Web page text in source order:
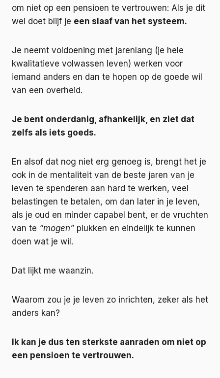
om niet op een pensioen te vertrouwen: Als je dit
wel doet blijf je een slaaf van het systeem.
Je neemt voldoening met jarenlang (je hele
kwalitatieve volwassen leven) werken voor
iemand anders en dan te hopen op de goede wil
van een overheid.
Je bent onderdanig, afhankelijk, en ziet dat
zelfs als iets goeds.
En alsof dat nog niet erg genoeg is, brengt het je
ook in de mentaliteit van de beste jaren van je
leven te spenderen aan hard te werken, veel
belastingen te betalen, om dan later in je leven,
als je oud en minder capabel bent, er de vruchten
van te “mogen” plukken en eindelijk te kunnen
doen wat je wil.
Dat lijkt me waanzin.
Waarom zou je je leven zo inrichten, zeker als het
anders kan?
Ik kan je dus ten sterkste aanraden om niet op
een pensioen te vertrouwen.